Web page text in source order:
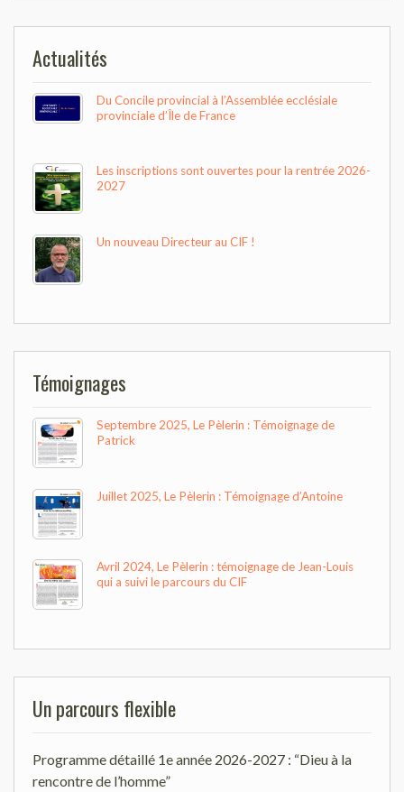
l’article
Actualités
Du Concile provincial à l’Assemblée ecclésiale
provinciale d’Île de France
Les inscriptions sont ouvertes pour la rentrée 2026-
2027
Un nouveau Directeur au CIF !
Témoignages
Septembre 2025, Le Pèlerin : Témoignage de
Patrick
Juillet 2025, Le Pèlerin : Témoignage d’Antoine
Avril 2024, Le Pèlerin : témoignage de Jean-Louis
qui a suivi le parcours du CIF
Un parcours flexible
Programme détaillé 1e année 2026-2027 : “Dieu à la
rencontre de l’homme”